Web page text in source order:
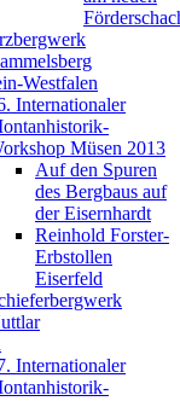
Westfalen
Internationaler
Müsen 2013
Auf den Spuren
des Bergbaus auf
der Eisernhardt
Reinhold Forster-
Erbstollen
Eiserfeld
Internationaler